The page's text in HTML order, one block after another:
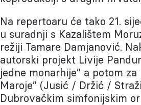
Na repertoaru će tako 21.
u suradnji s Kazalištem
režiji Tamare Damjanović.
autorski projekt Livije
jedne monarhije” a potom
Maroje” (Jusić / Držić /
Dubrovačkim simfonijskim